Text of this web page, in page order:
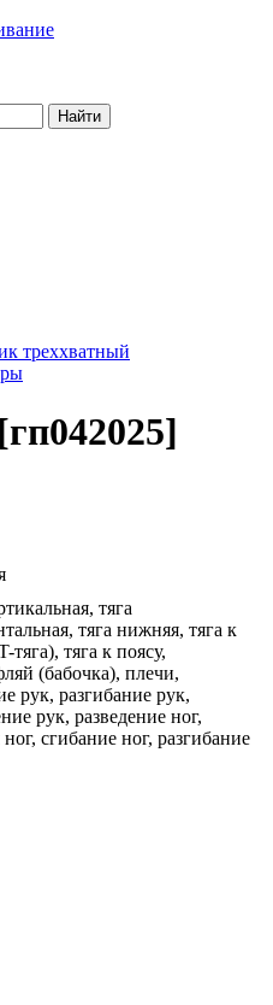
Найти
треххватный
тяга
тяга нижняя, тяга к
тяга), тяга к поясу,
(бабочка), плечи,
рук, разгибание рук,
рук, разведение ног,
сгибание ног, разгибание